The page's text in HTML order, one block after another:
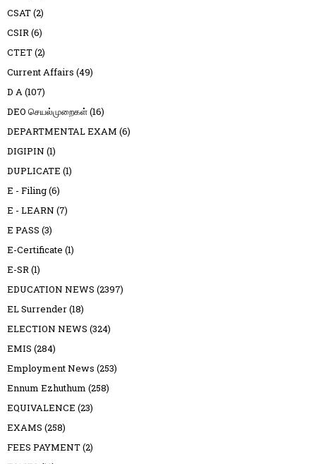
CSAT(2)
CSIR(6)
CTET(2)
Current Affairs (49)
D A(107)
DEO செயல்முறைகள்(16)
DEPARTMENTAL EXAM (6)
DIGIPIN (1)
DUPLICATE (1)
E - Filing(6)
E - LEARN (7)
E PASS (3)
E-Certificate (1)
E-SR(1)
EDUCATION NEWS (2397)
EL Surrender(18)
ELECTION NEWS (324)
EMIS (284)
Employment News (253)
Ennum Ezhuthum (258)
EQUIVALENCE (23)
EXAMS (258)
FEES PAYMENT(2)